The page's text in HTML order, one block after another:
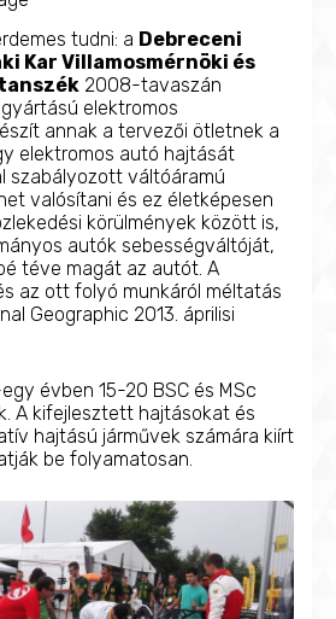
tudni: a Debreceni
Kar Villamosmérnöki és
2008-tavaszán
elektromos
annak a tervezői ötletnek a
elektromos autó hajtását
szabályozott váltóáramú
valósítani és ez életképesen
körülmények között is,
autók sebességváltóját,
téve magát az autót. A
az ott folyó munkáról méltatás
Geographic 2013. áprilisi
évben 15-20 BSC és MSc
A kifejlesztett hajtásokat és
hajtású járművek számára kiírt
be folyamatosan.